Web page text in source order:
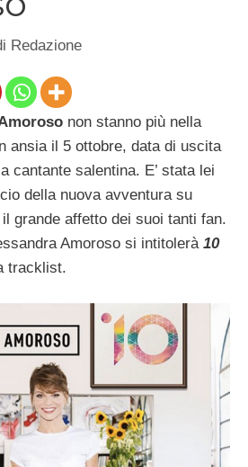
Redazione
non stanno più nella
ansia il 5 ottobre, data di uscita
cantante salentina. E’ stata lei
della nuova avventura su
grande affetto dei suoi tanti fan.
Amoroso si intitolerà 10
tracklist.